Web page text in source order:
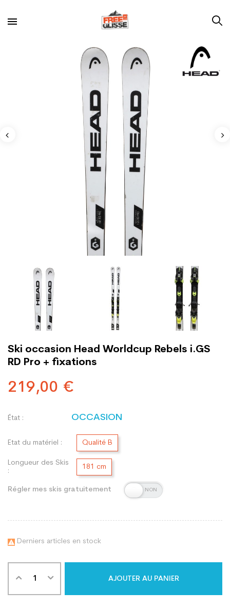
Ski occasion Head Worldcup Rebels i.GS
RD Pro + fixations
219,00 €
État : OCCASION
Etat du matériel : Qualité B
Longueur des Skis
:
181 cm
Régler mes skis gratuitement
 Derniers articles en stock
AJOUTER AU PANIER